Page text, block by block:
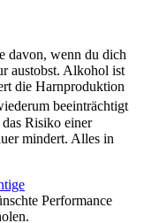
davon, wenn du dich
austobst. Alkohol ist
die Harnproduktion
beeinträchtigt
Risiko einer
mindert. Alles in
Performance